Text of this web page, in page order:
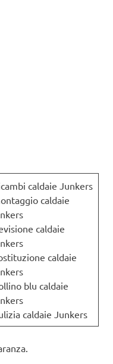
caldaie Junkers
caldaie
caldaie
caldaie
blu caldaie
caldaie Junkers